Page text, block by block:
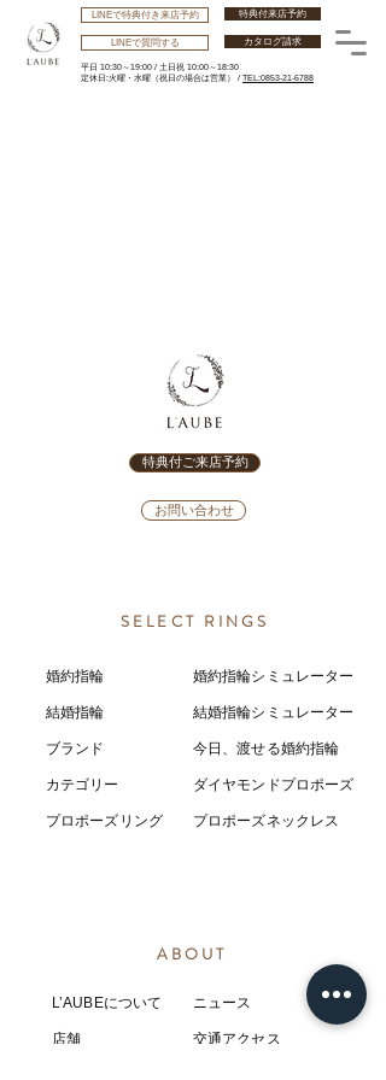
特典付来店予約
LINEで特典付き来店予約
カタログ請求
平日 10:30～19:00 / 土日祝 10:00～18:30
​定休日:火曜・水曜 （祝日の場合は営業） / TEL:0853-21-6788
LINEで質問する
特典付ご来店予約
お問い合わせ
SELECT RINGS
婚約指輪
結婚指輪
ブランド
カテゴリー
プロポーズリング
婚約指輪シミュレーター
結婚指輪シミ ュレーター
今日、渡せる婚約指輪
ダイヤモンドプロポーズ
プロポーズネックレス
ABOUT
L’AUBEについて
店舗
​ニュース
​交通アクセス